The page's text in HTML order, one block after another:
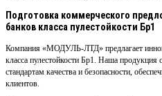
Подготовка коммерческого
банков класса пулестойкости Бр1
Компания «МОДУЛЬ-ЛТД» предлагает
класса пулестойкости Бр1. Наша
стандартам качества и безопасности,
клиентов.